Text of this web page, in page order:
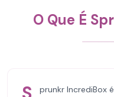
O Que É
prunkr IncrediBox